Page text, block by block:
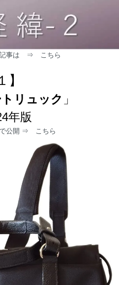
記事は ⇒ こちら
】
リュック 」
年版
で公開 ⇒ こちら